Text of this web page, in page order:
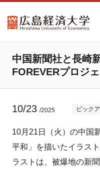
中国新聞社と長崎
FOREVERプロジ
10/23 /2025 ピック
10月21日（火）の中国
平和」を描いたイラス
ラストは、被爆地の新